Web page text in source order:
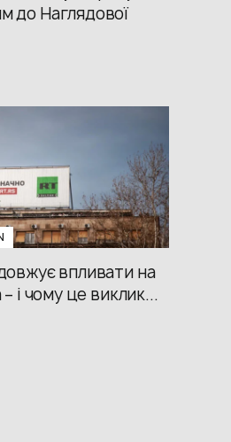
до Наглядової
впливати на
– і чому це виклик...